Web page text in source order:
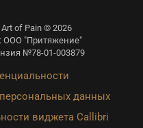
of Pain © 2026
ООО "Притяжение"
№78-01-003879
данных
виджета Callibri